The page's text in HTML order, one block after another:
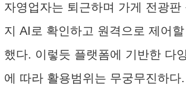
자영업자는 퇴근하며 가게 전광판
지 AI로 확인하고 원격으로 제어
했다. 이렇듯 플랫폼에 기반한 다
에 따라 활용범위는 무궁무진하다.